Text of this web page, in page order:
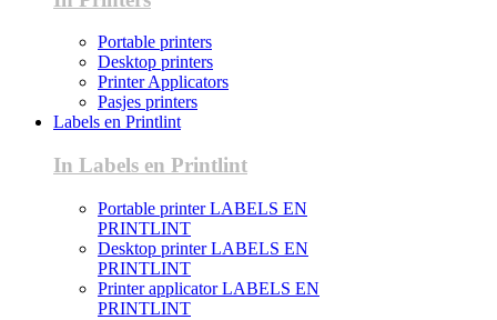
Portable printers
Desktop printers
Printer Applicators
Pasjes printers
Labels en Printlint
In Labels en Printlint
Portable printer LABELS EN
PRINTLINT
Desktop printer LABELS EN
PRINTLINT
Printer applicator LABELS EN
PRINTLINT